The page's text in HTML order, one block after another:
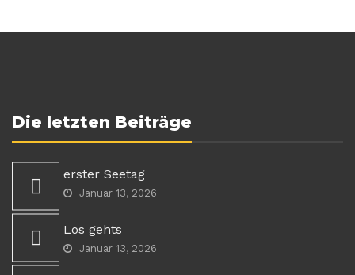
Die letzten Beiträge
erster Seetag
Januar 13, 2026
Los gehts
Januar 13, 2026